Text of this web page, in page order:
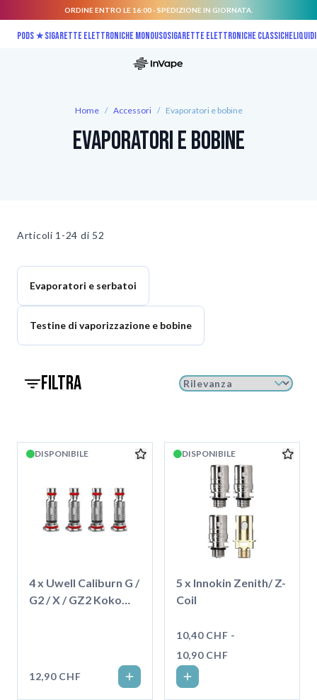
ORDINE ENTRO LE 16:00 - SPEDIZIONE IN GIORNATA.
Pods ★Sigarette elettroniche monousoSigarette elettroniche classiche
Home / Accessori / Evaporatori e bobine
Evaporatori e bobine
Articoli 1-24 di 52
Evaporatori e serbatoi
Testine di vaporizzazione e bobine
filtra
DISPONIBILE
4 x Uwell Caliburn G /
G2 / X / GZ2 Koko
12,90 CHF
DISPONIBILE
5 x Innokin Zenith/ Z-
Coil
10,40 CHF -
10,90 CHF